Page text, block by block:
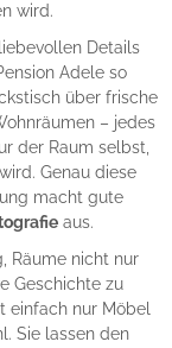
wird.
Details
Adele so
über frische
– jedes
der Raum selbst,
Genau diese
macht gute
aus.
Räume nicht nur
Geschichte zu
einfach nur Möbel
Sie lassen den